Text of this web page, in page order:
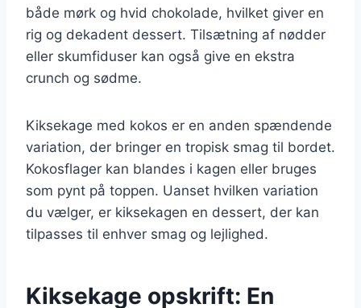
både mørk og hvid chokolade, hvilket giver en
rig og dekadent dessert. Tilsætning af nødder
eller skumfiduser kan også give en ekstra
crunch og sødme.
Kiksekage med kokos er en anden spændende
variation, der bringer en tropisk smag til bordet.
Kokosflager kan blandes i kagen eller bruges
som pynt på toppen. Uanset hvilken variation
du vælger, er kiksekagen en dessert, der kan
tilpasses til enhver smag og lejlighed.
Kiksekage opskrift: En